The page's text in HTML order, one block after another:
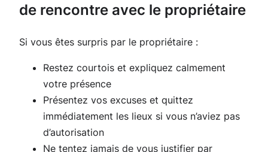
de rencontre avec le propriétaire
Si vous êtes surpris par le propriétaire :
Restez courtois et expliquez calmement
votre présence
Présentez vos excuses et quittez
immédiatement les lieux si vous n’aviez pas
d’autorisation
Ne tentez jamais de vous justifier par